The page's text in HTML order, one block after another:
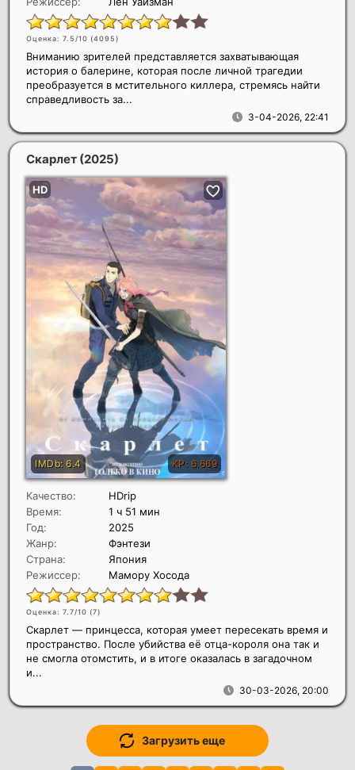
Оценка: 7.5/10 (4095)
3-04-2026, 22:41
Вниманию зрителей представляется захватывающая
история о балерине, которая после личной трагедии
преобразуется в мстительного киллера, стремясь найти
справедливость за...
Скарлет (2025)
Качество:
HDrip
Время:
1 ч 51 мин
Год:
2025
Жанр:
Фэнтези
Страна:
Япония
Режиссер:
Мамору Хосода
Оценка: 7.7/10 (7)
30-03-2026, 20:00
Скарлет — принцесса, которая умеет пересекать время и
пространство. После убийства её отца-короля она так и
не смогла отомстить, и в итоге оказалась в загадочном
и...
Загрузить еще